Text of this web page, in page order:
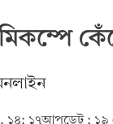
১৪: ১৭আপডেট : ১৯